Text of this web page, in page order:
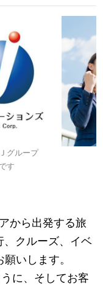
グループ
す
から出発する旅
クルーズ、イベ
いします。
に、そしてお客